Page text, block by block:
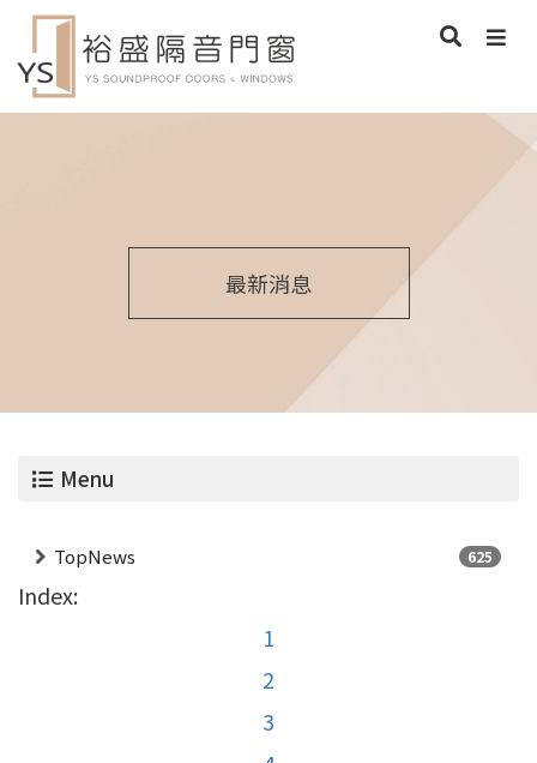
最新消息
Menu
TopNews 625
Index:
1
2
3